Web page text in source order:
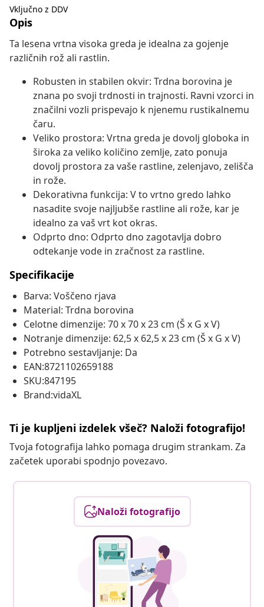
Vključno z DDV
Opis
Ta lesena vrtna visoka greda je idealna za gojenje
različnih rož ali rastlin.
Robusten in stabilen okvir: Trdna borovina je
znana po svoji trdnosti in trajnosti. Ravni vzorci in
značilni vozli prispevajo k njenemu rustikalnemu
čaru.
Veliko prostora: Vrtna greda je dovolj globoka in
široka za veliko količino zemlje, zato ponuja
dovolj prostora za vaše rastline, zelenjavo, zelišča
in rože.
Dekorativna funkcija: V to vrtno gredo lahko
nasadite svoje najljubše rastline ali rože, kar je
idealno za vaš vrt kot okras.
Odprto dno: Odprto dno zagotavlja dobro
odtekanje vode in zračnost za rastline.
Specifikacije
Barva: Voščeno rjava
Material: Trdna borovina
Celotne dimenzije: 70 x 70 x 23 cm (Š x G x V)
Notranje dimenzije: 62,5 x 62,5 x 23 cm (Š x G x V)
Potrebno sestavljanje: Da
EAN:8721102659188
SKU:847195
Brand:vidaXL
Ti je kupljeni izdelek všeč? Naloži fotografijo!
Tvoja fotografija lahko pomaga drugim strankam. Za
začetek uporabi spodnjo povezavo.
Naloži fotografijo